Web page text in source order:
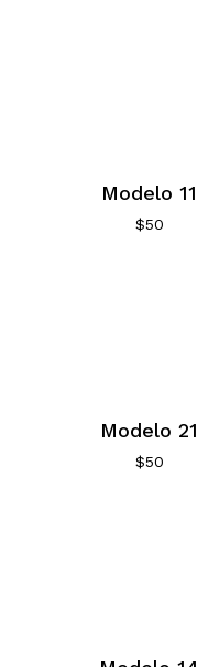
Modelo 11
$50
Modelo 21
$50